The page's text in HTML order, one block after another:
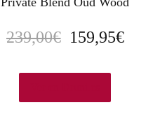
239,00€ E
159,95€E